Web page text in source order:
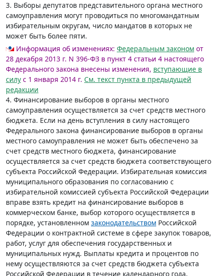
3. Выборы депутатов представительного органа местного
самоуправления могут проводиться по многомандатным
избирательным округам, число мандатов в которых не
может быть более пяти.
Информация об изменениях: Федеральным законом от
28 декабря 2013 г. N 396-ФЗ в пункт 4 статьи 4 настоящего
Федерального закона внесены изменения, вступающие в
силу с 1 января 2014 г. См. текст пункта в предыдущей
редакции
4. Финансирование выборов в органы местного
самоуправления осуществляется за счет средств местного
бюджета. Если на день вступления в силу настоящего
Федерального закона финансирование выборов в органы
местного самоуправления не может быть обеспечено за
счет средств местного бюджета, финансирование
осуществляется за счет средств бюджета соответствующего
субъекта Российской Федерации. Избирательная комиссия
муниципального образования по согласованию с
избирательной комиссией субъекта Российской Федерации
вправе взять кредит на финансирование выборов в
коммерческом банке, выбор которого осуществляется в
порядке, установленном законодательством Российской
Федерации о контрактной системе в сфере закупок товаров,
работ, услуг для обеспечения государственных и
муниципальных нужд. Выплаты кредита и процентов по
нему осуществляются за счет средств бюджета субъекта
Российской Федерации в течение календарного года,